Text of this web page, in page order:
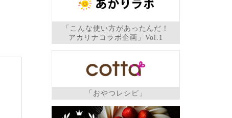
「こんな使い方があったんだ！
アカリナコラボ企画」Vol.1
「おやつレシピ」